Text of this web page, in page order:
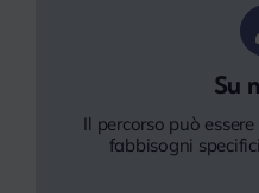
Su
Il percorso può
fabbisogni